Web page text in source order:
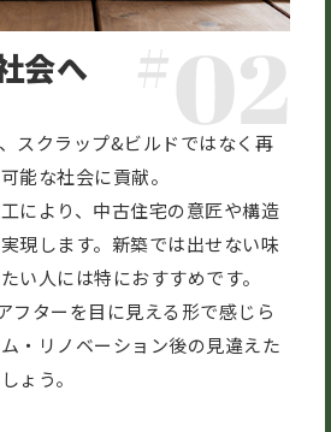
会へ
スクラップ&ビルドではなく再
能な社会に貢献。
により、中古住宅の意匠や構造
現します。新築では出せない味
い人には特におすすめです。
フターを目に見える形で感じら
・リノベーション後の見違えた
ょう。